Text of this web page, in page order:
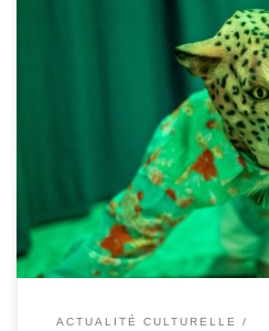
Une « boîte à récits » s’installe au
trois jours. La troupe de Thomas
Nouveau Théâtre de Montreuil,
et interactive […]
ACTUALITÉ CULTURELLE